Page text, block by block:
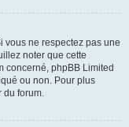
vous ne respectez pas une
noter que cette
concerné, phpBB Limited
ou non. Pour plus
du forum.